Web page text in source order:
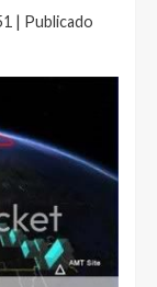
| Publicado